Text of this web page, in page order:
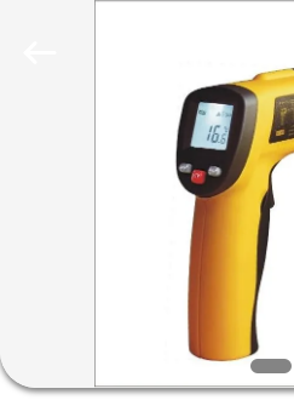
PRODUCTEN
ONGEVEER